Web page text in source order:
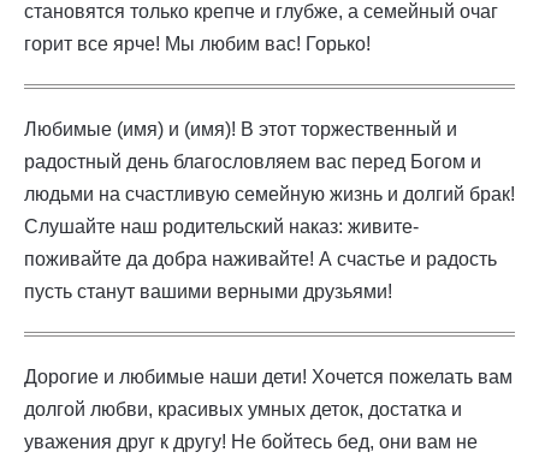
становятся только крепче и глубже, а семейный очаг
горит все ярче! Мы любим вас! Горько!
Любимые (имя) и (имя)! В этот торжественный и
радостный день благословляем вас перед Богом и
людьми на счастливую семейную жизнь и долгий брак!
Слушайте наш родительский наказ: живите-
поживайте да добра наживайте! А счастье и радость
пусть станут вашими верными друзьями!
Дорогие и любимые наши дети! Хочется пожелать вам
долгой любви, красивых умных деток, достатка и
уважения друг к другу! Не бойтесь бед, они вам не